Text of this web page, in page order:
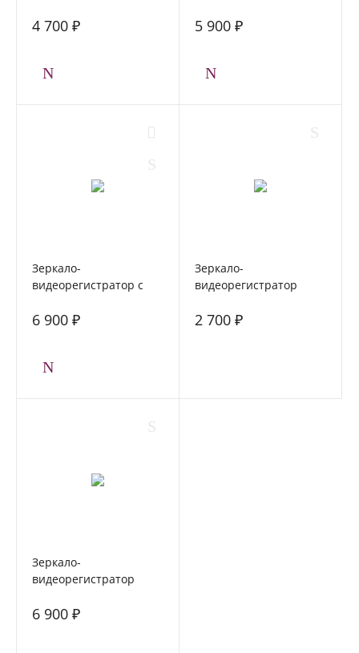
4 700 ₽ 5 900 ₽
Зеркало-
видеорегистратор с
FORCAR MR-F1030FHD
6 900 ₽
Зеркало-
видеорегистратор
2 700 ₽
Зеркало-
видеорегистратор
камерой заднего вида
6 900 ₽